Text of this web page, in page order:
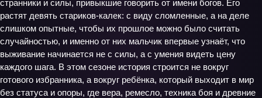
странники и силы, привыкшие говорить от имени богов. Его
растят девять стариков‑калек: с виду сломленные, а на деле
слишком опытные, чтобы их прошлое можно было считать
случайностью, и именно от них мальчик впервые узнаёт, что
выживание начинается не с силы, а с умения видеть цену
каждого шага. В этом сезоне история строится не вокруг
готового избранника, а вокруг ребёнка, который выходит в мир
без статуса и опоры, где вера, ремесло, техника боя и древние